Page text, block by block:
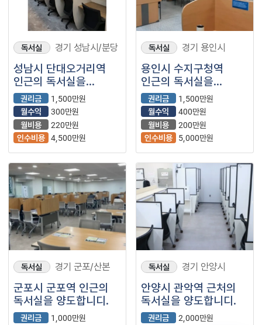
독서실 경기 성남시/분당
성남시 단대오거리역
인근의 독서실을
양도합니디.
권리금
1,500만원
월수익
300만원
월비용
220만원
인수비용 4,500만원
독서실 경기 용인시
용인시 수지구청역
인근의 독서실을
양도합니디.
권리금
1,500만원
월수익
400만원
월비용
200만원
인수비용
5,000만원
독서실 경기 군포/산본
군포시 군포역 인근의
독서실을 양도합니디.
권리금
1,000만원
독서실 경기 안양시
안양시 관악역 근처의
독서실을 양도합니디.
권리금
2,000만원